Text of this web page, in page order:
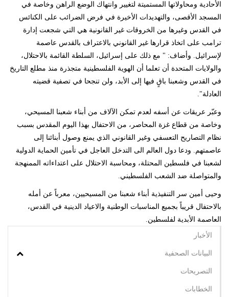
الأحادية ومحاولاتها المستميتة لتغيير وانتهاك الوضع الراهن وخاصة في
المسجد الأقصى، والتهديدات الأخيرة في فرض الضرائب على الكنائس
في القدس وغيرها من الخروقات غير القانونية هي التي شجعت إدارة
ترامب على اتخاذ قرارها غير القانوني بالاعتراف بالقدس عاصمة
لإسرائيل. وأضاف: " مع ذلك على إسرائيل، السلطة القائمة بالاحتلال،
والولايات المتحدة أن تعلما أن الهوية الفلسطينية متجذرة منذ مطلع التاريخ
في القدس وشعبنا باقٍ فيها إلى الأبد، ولن تنجحا في تصفية قضيته
العادلة".
وعبّر عريقات عن أسفه لعدم تمكن الآلاف من أبناء شعبنا المسيحي،
وخاصة من قطاع غزة المحاصر، من الاحتفال بهذا اليوم المقدس بسبب
نظام التصاريح التعسفي وغير القانوني الذي يمنع وصول أبنائنا إلى
عاصمتهم. ودعا دول العالم الى التدخل العاجل في تأمين الحماية الدولية
لشعبنا في فلسطين المحتلة، ومحاسبة الاحتلال على اعتداءاته الممنهجة
والمتواصلة ضد الشعب الفلسطيني.
وحيى أمين سر التنفيذية أبناء شعبنا من المسيحيين، معرباً عن أمله
بالاحتفال قريباً بجميع المناسبات الوطنية والاعياد الدينية في القدس،
العاصمة الأبدية لفلسطين.
الأخبار
البيانات الصحفية
التصريحات
الخطابات